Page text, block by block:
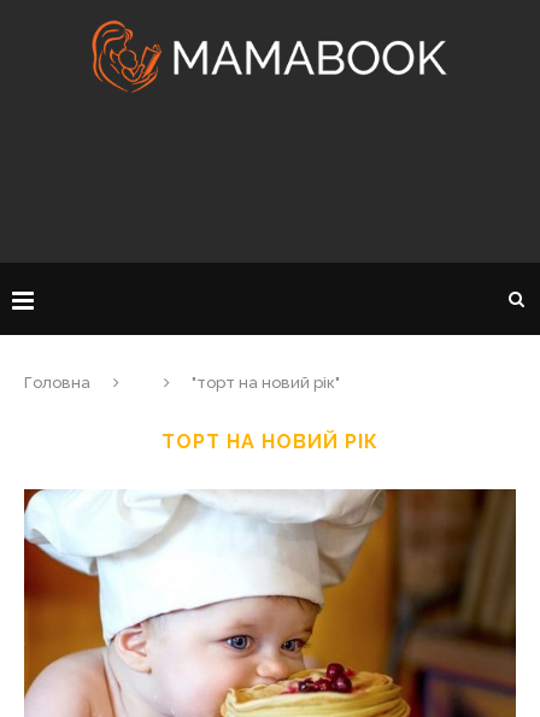
Головна "торт на новий рік"
ТОРТ НА НОВИЙ РІК